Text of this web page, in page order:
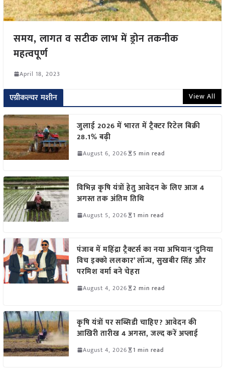
समय, लागत व सटीक लाभ में ड्रोन तकनीक
महत्वपूर्ण
April 18, 2023
एग्रीकल्चर मशीन View All
जुलाई 2026 में भारत में ट्रैक्टर रिटेल बिक्री
28.1% बढ़ी
August 6, 2026 5 min read
विभिन्न कृषि यंत्रों हेतु आवेदन के लिए आज 4
अगस्त तक अंतिम तिथि
August 5, 2026 1 min read
पंजाब में महिंद्रा ट्रैक्टर्स का नया अभियान ‘दुनिया
विच इक्को ललकार’ लॉन्च, सुखबीर सिंह और
परमिश वर्मा बने चेहरा
August 4, 2026 2 min read
कृषि यंत्रों पर सब्सिडी चाहिए? आवेदन की
आखिरी तारीख 4 अगस्त, जल्द करें अप्लाई
August 4, 2026 1 min read